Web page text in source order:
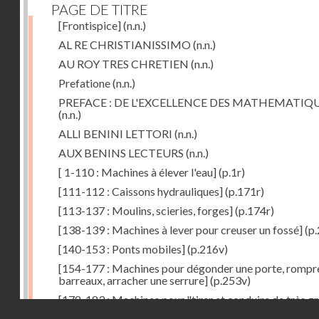
PAGE DE TITRE
[Frontispice](n.n.)
AL RE CHRISTIANISSIMO (n.n.)
AU ROY TRES CHRETIEN (n.n.)
Prefatione(n.n.)
PREFACE : DE L'EXCELLENCE DES
(n.n.)
ALLI BENINI LETTORI (n.n.)
AUX BENINS LECTEURS (n.n.)
[ 1-110 : Machines à élever l'eau](p.1r)
[111-112 : Caissons hydrauliques](p.171r)
[113-137 : Moulins, scieries, forges](p.174r)
[138-139 : Machines à lever pour creuser un fossé]
[140-153 : Ponts mobiles](p.216v)
[154-177 : Machines pour dégonder une porte,
barreaux, arracher une serrure](p.253v)
[178-183 : Machines pour "tirer et conduire de très